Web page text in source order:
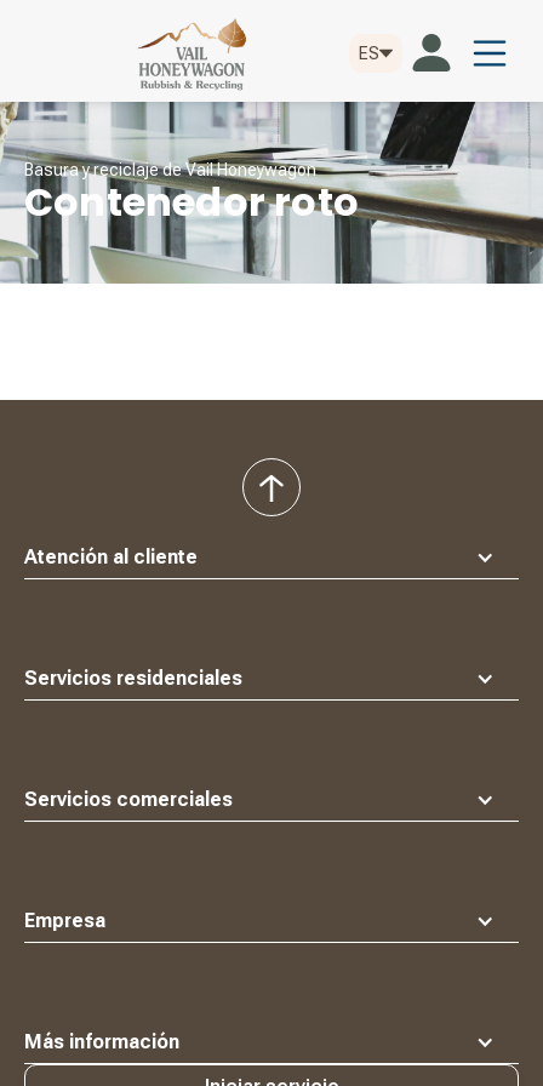
ES
Basura y reciclaje de Vail Honeywagon
Contenedor roto
Atención al cliente
Servicios residenciales
Servicios comerciales
Empresa
Más información
volver
al